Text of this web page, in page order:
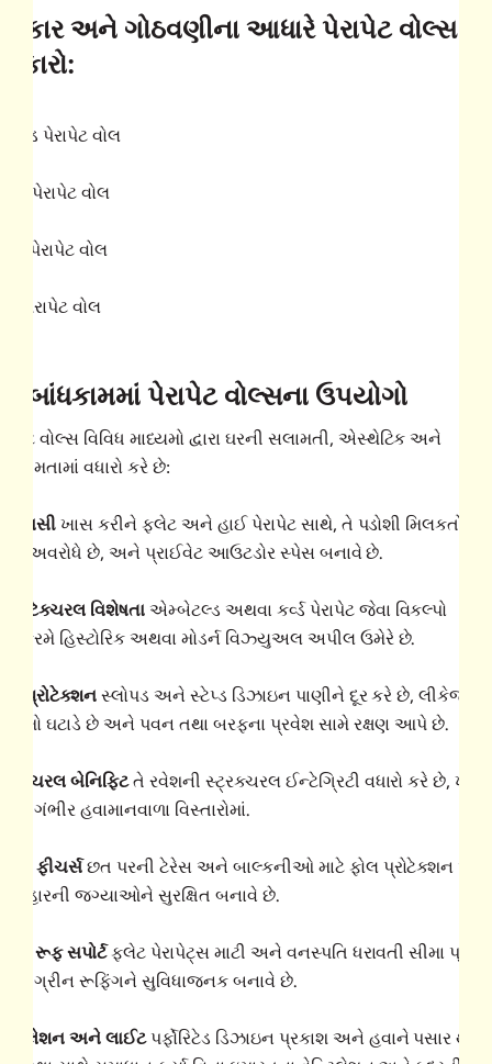
અને ગોઠવણીના આધારે પેરાપેટ વોલ્સ ના
પેરાપેટ વોલ
પેરાપેટ વોલ
પેરાપેટ વોલ
પેરાપેટ વોલ
બાંધકામમાં પેરાપેટ વોલ્સના ઉપયોગો
વોલ્સ વિવિધ માધ્યમો દ્વારા ઘરની સલામતી, એસ્થેટિક અને
વધારો કરે છે:
ખાસ કરીને ફ્લેટ અને હાઈ પેરાપેટ સાથે, તે પડોશી
અવરોધે છે, અને પ્રાઈવેટ આઉટડોર સ્પેસ બનાવે છે.
વિશેષતાએમ્બેટલ્ડ અથવા કર્વ્ડ પેરાપેટ જેવા વિકલ્પો
હિસ્ટોરિક અથવા મોડર્ન વિઝ્યુઅલ અપીલ ઉમેરે છે.
પ્રોટેક્શનસ્લોપડ અને સ્ટેપ્ડ ડિઝાઇન પાણીને દૂર કરે છે, લીકેજના
ઘટાડે છે અને પવન તથા બરફના પ્રવેશ સામે રક્ષણ આપે છે.
બેનિફિટતે રવેશની સ્ટ્રક્ચરલ ઈન્ટેગ્રિટી વધારો કરે છે, ખાસ
ગંભીર હવામાનવાળા વિસ્તારોમાં.
ફીચર્સછત પરની ટેરેસ અને બાલ્કનીઓ માટે ફોલ પ્રોટેક્શન આપે
બહારની જગ્યાઓને સુરક્ષિત બનાવે છે.
રૂફ સપોર્ટફ્લેટ પેરાપેટ્સ માટી અને વનસ્પતિ ધરાવતી સીમા
ગ્રીન રૂફિંગને સુવિધાજનક બનાવે છે.
અને લાઈટપર્ફોરિટેડ ડિઝાઇન પ્રકાશ અને હવાને પસાર થવા